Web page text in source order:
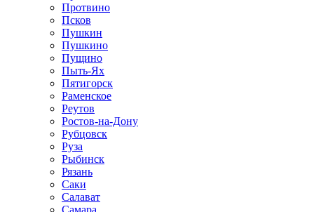
Протвино
Псков
Пушкин
Пушкино
Пущино
Пыть-Ях
Пятигорск
Раменское
Реутов
Ростов-на-Дону
Рубцовск
Руза
Рыбинск
Рязань
Саки
Салават
Самара